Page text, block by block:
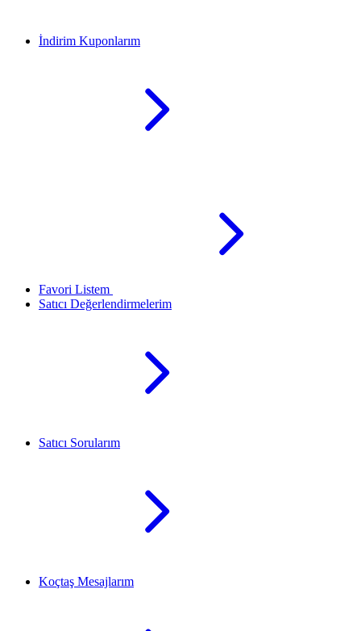
İndirim Kuponlarım
Favori Listem
Satıcı Değerlendirmelerim
Satıcı Sorularım
Koçtaş Mesajlarım